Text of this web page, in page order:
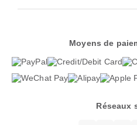
Moyens de
Réseaux